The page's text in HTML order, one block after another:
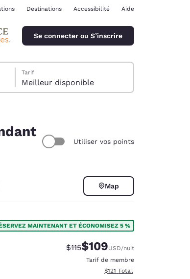
Destinations Accessibilité Aide
Se connecter ou S’inscrire
Tarif
Meilleur disponible
Utiliser vos points
Map
MAINTENANT ET ÉCONOMISEZ 5 %
Tarif barré :
$115Tarif réduit :
$109USD/nuit
Tarif de membre
Afficher les détails totaux
$121 Total